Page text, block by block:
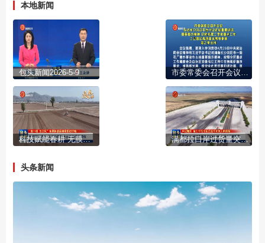
本地新闻
包头新闻2026-5-9 市委常委会召开会议 传达学习习近平总书记近期重要讲话重要指示精神 研究部署二季度重点工作 工业园区高质量发展等事项 陈之常主持
科技赋能春耕 无膜种植技术让粮田提质增效 满都拉口岸过货量突破500万吨 创历史同期新高
头条新闻